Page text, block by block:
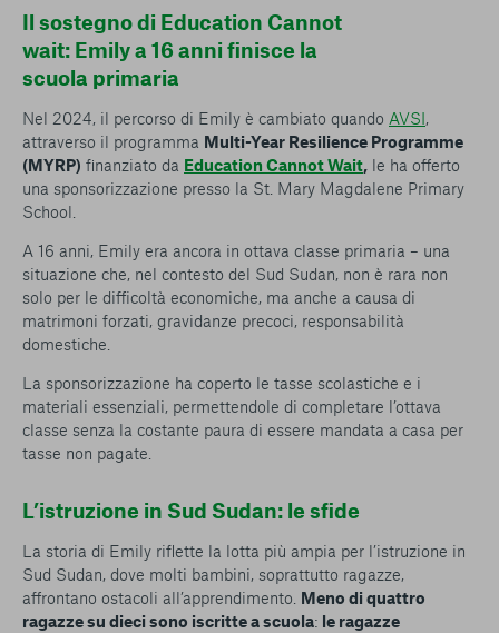
Il sostegno di Education Cannot
wait: Emily a 16 anni finisce la
scuola primaria
Nel 2024, il percorso di Emily è cambiato quando AVSI,
attraverso il programma Multi-Year Resilience Programme
(MYRP) finanziato da Education Cannot Wait, le ha offerto
una sponsorizzazione presso la St. Mary Magdalene Primary
School.
A 16 anni, Emily era ancora in ottava classe primaria – una
situazione che, nel contesto del Sud Sudan, non è rara non
solo per le difficoltà economiche, ma anche a causa di
matrimoni forzati, gravidanze precoci, responsabilità
domestiche.
La sponsorizzazione ha coperto le tasse scolastiche e i
materiali essenziali, permettendole di completare l’ottava
classe senza la costante paura di essere mandata a casa per
tasse non pagate.
L’istruzione in Sud Sudan: le sfide
La storia di Emily riflette la lotta più ampia per l’istruzione in
Sud Sudan, dove molti bambini, soprattutto ragazze,
affrontano ostacoli all’apprendimento. Meno di quattro
ragazze su dieci sono iscritte a scuola: le ragazze